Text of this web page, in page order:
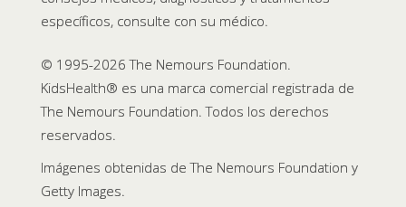
específicos, consulte con su médico.
© 1995-2026 The Nemours Foundation.
KidsHealth® es una marca comercial registrada de
The Nemours Foundation. Todos los derechos
reservados.
Imágenes obtenidas de The Nemours Foundation y
Getty Images.